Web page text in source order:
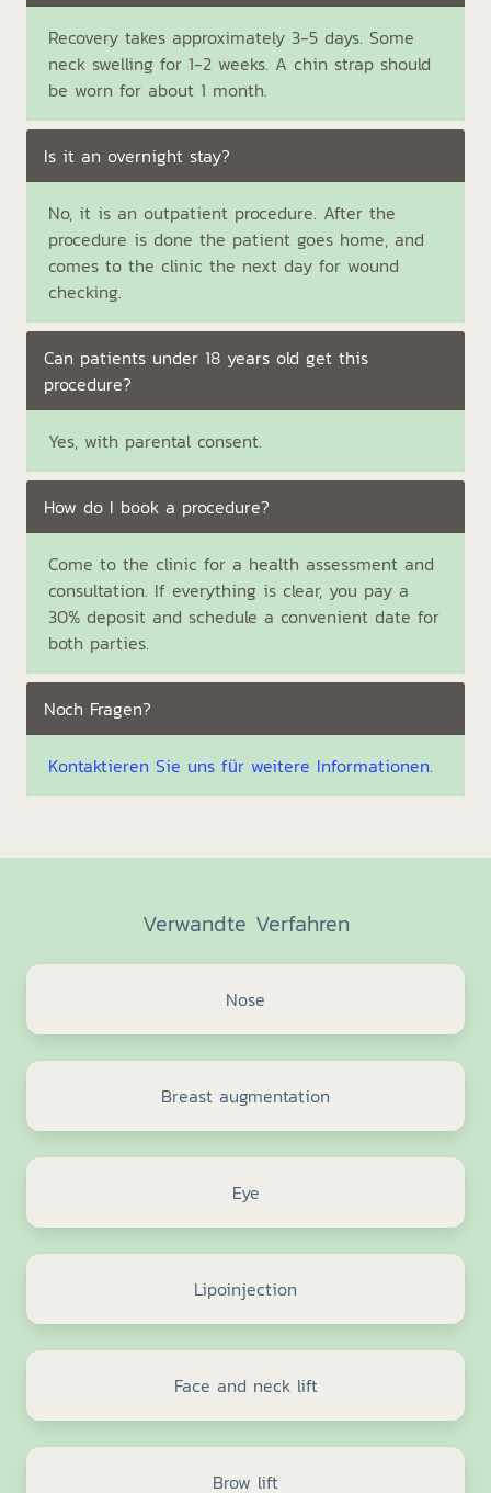
Recovery takes approximately 3-5 days. Some
neck swelling for 1-2 weeks. A chin strap should
be worn for about 1 month.
Is it an overnight stay?
No, it is an outpatient procedure. After the
procedure is done the patient goes home, and
comes to the clinic the next day for wound
checking.
Can patients under 18 years old get this
procedure?
Yes, with parental consent.
How do I book a procedure?
Come to the clinic for a health assessment and
consultation. If everything is clear, you pay a
30% deposit and schedule a convenient date for
both parties.
Noch Fragen?
Kontaktieren Sie uns für weitere Informationen.
Verwandte Verfahren
Nose
Breast augmentation
Eye
Lipoinjection
Face and neck lift
Brow lift